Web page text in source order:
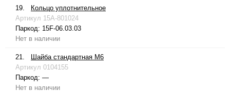
19.
Кольцо уплотнительное
Артикул 15A-801024
Паркод: 15F-06.03.03
Нет в наличии
21.
Шайба стандартная М6
Артикул 0104155
Паркод: —
Нет в наличии